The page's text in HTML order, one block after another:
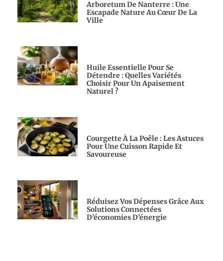
Arboretum De Nanterre : Une
Escapade Nature Au Cœur De La
Ville
Huile Essentielle Pour Se
Détendre : Quelles Variétés
Choisir Pour Un Apaisement
Naturel ?
Courgette À La Poêle : Les Astuces
Pour Une Cuisson Rapide Et
Savoureuse
Réduisez Vos Dépenses Grâce Aux
Solutions Connectées
D’économies D’énergie